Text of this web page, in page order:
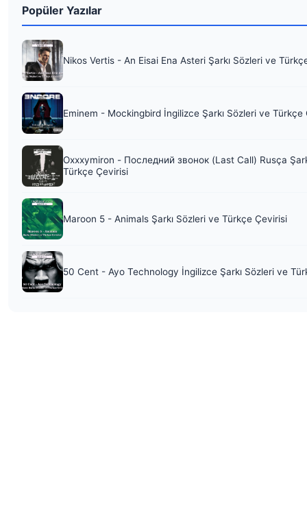
Popüler Yazılar
Nikos Vertis - An Eisai Ena Asteri Şarkı Sözleri ve
Eminem - Mockingbird İngilizce Şarkı Sözleri ve Türkçe
Oxxxymiron - Последний звонок (Last Call) Rusça
Türkçe Çevirisi
Maroon 5 - Animals Şarkı Sözleri ve Türkçe Çevirisi
50 Cent - Ayo Technology İngilizce Şarkı Sözleri ve